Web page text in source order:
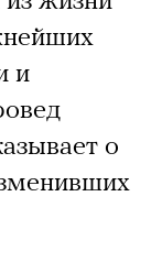
и
о